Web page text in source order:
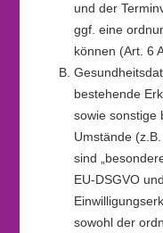
und der
ggf. eine
können (Art. 6
bestehende
sowie sonstige
Umstände
sind
EU-DSGVO
sowohl der